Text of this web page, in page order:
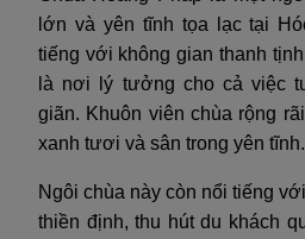
lớn và yên tĩnh tọa lạc tại
tiếng với không gian thanh
là nơi lý tưởng cho cả việc
giãn. Khuôn viên chùa rộng
xanh tươi và sân trong yên tĩnh.
Ngôi chùa này còn nổi tiếng
thiền định, thu hút du khách